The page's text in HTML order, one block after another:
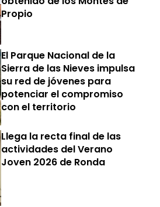
Propio
El Parque Nacional de la
Sierra de las Nieves impulsa
su red de jóvenes para
potenciar el compromiso
con el territorio
Llega la recta final de las
actividades del Verano
Joven 2026 de Ronda